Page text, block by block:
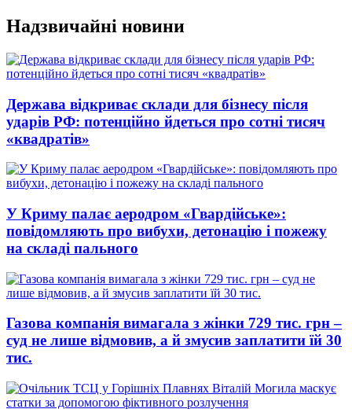
Перейти
до
вмісту
Надзвичайні новини
Держава відкриває склади для бізнесу після
ударів РФ: потенційно йдеться про сотні тисяч
«квадратів»
У Криму палає аеродром «Гвардійське»:
повідомляють про вибухи, детонацію і пожежу
на складі пального
Газова компанія вимагала з жінки 729 тис. грн –
суд не лише відмовив, а й змусив заплатити їй 30
тис.